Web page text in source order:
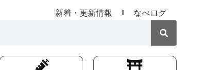
新着・更新情報 なべログ